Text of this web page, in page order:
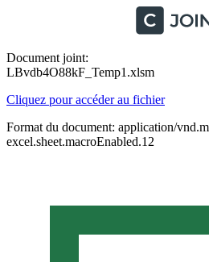
Document joint:
LBvdb4O88kF_Temp1.xlsm
Cliquez pour accéder au fichier
Format du document: application/
excel.sheet.macroEnabled.12